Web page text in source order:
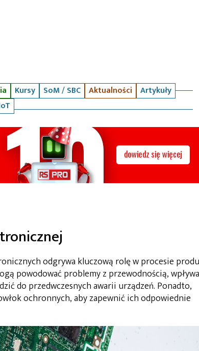
Kursy SoM / SBC Aktualności
Artykuły
odgrywa kluczową rolę w procesie
powodować problemy z przewodnością,
do przedwczesnych awarii urządzeń. Ponadto,
ochronnych, aby zapewnić ich odpowiednie